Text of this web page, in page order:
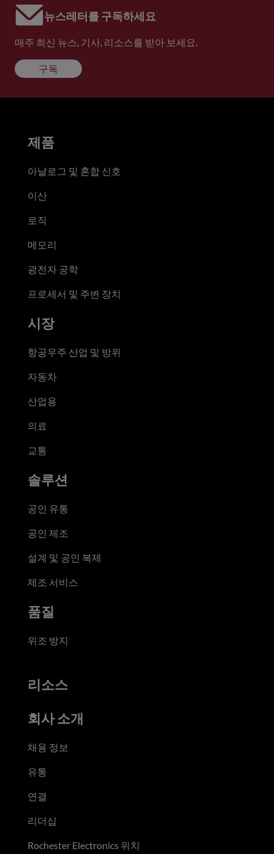
뉴스레터를 구독하세요
매주 최신 뉴스, 기사, 리소스를 받아 보세요.
구독
제품
아날로그 및 혼합 신호
이산
로직
메모리
광전자 공학
프로세서 및 주변 장치
시장
항공우주 산업 및 방위
자동차
산업용
의료
교통
솔루션
공인 유통
공인 제조
설계 및 공인 복제
제조 서비스
품질
위조 방지
리소스
회사 소개
채용 정보
유통
연결
리더십
Rochester Electronics 위치